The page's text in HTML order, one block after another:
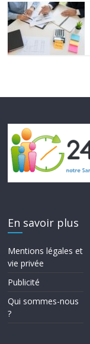
En savoir plus
Mentions légales et
vie privée
Publicité
Qui sommes-nous
?